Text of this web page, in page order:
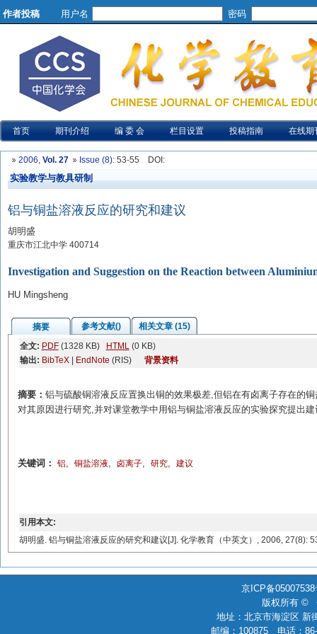
作者投稿 用户名 密码
首页 期刊介绍 编 委 会 栏目设置 投稿指南 在线期
2006, Vol. 27 Issue (8): 53-55 DOI :
实验教学与教具研制
铝与铜盐溶液反应的研究和建议
胡明盛
重庆市江北中学 400714
Investigation and Suggestion on the Reaction between
HU Mingsheng
摘要 参考文献()
相关文章 (15)
全文: PDF(1328 KB) HTML(0 KB)
输出: BibTeX| EndNote (RIS) 背景资料
摘要： 铝与硫酸铜溶液反应置换出铜的效果极差,但铝在有卤离子存在的
对其原因进行研究,并对课堂教学中用铝与铜盐溶液反应的实验探究提出建
关键词： 铝, 铜盐溶液, 卤离子, 研究, 建议
引用本文:
胡明盛. 铝与铜盐溶液反应的研究和建议[J]. 化学教育（中英文）, 2006, 27(8):
京ICP备
版权所有 ©
地址：北京市海淀区 新
邮编：100875 电话：